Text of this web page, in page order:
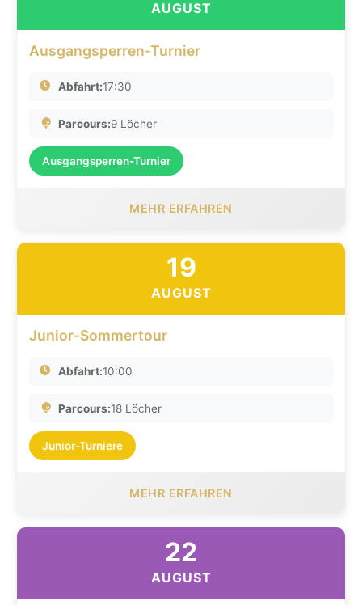
AUGUST
Ausgangsperren-Turnier
Abfahrt:17:30
Parcours:9 Löcher
Ausgangsperren-Turnier
MEHR ERFAHREN
19
AUGUST
Junior-Sommertour
Abfahrt:10:00
Parcours:18 Löcher
Junior-Turniere
MEHR ERFAHREN
22
AUGUST